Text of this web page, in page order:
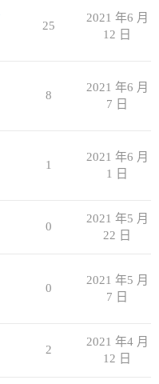
25
2021 年6 月
12 日
8
2021 年6 月
7 日
1
2021 年6 月
1 日
0
2021 年5 月
22 日
0
2021 年5 月
7 日
2
2021 年4 月
12 日